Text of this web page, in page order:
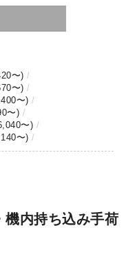
〜)
〜)
〜)
〜)
〜)
〜)
内持ち込み手荷